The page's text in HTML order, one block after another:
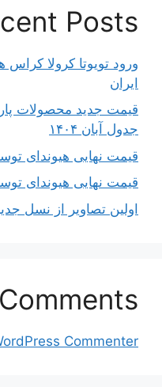
Posts
ایران
قیمت جدید محصولات
جدول آبان ۱۴۰۴
قیمت نهایی هیوندای توسان
قیمت نهایی هیوندای توسان
اولین تصاویر از نسل جدید چری
Commenter